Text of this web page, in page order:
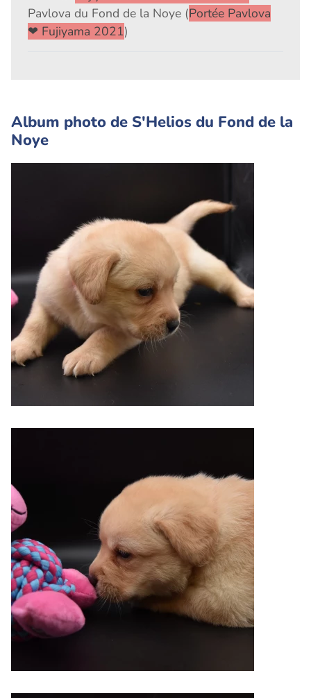
Pavlova du Fond de la Noye (Portée Pavlova
❤ Fujiyama 2021)
Album photo de S'Helios du Fond de la
Noye